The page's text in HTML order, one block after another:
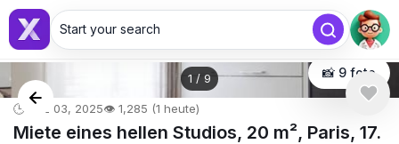
Start your search
1 / 9 📸 9 foto
🕒 Dez 03, 2025👁️ 1,285 (1 heute)
Miete eines hellen Studios, 20 m², Paris, 17.